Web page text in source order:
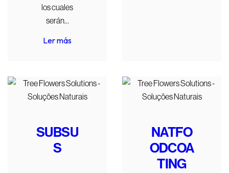
los cuales
serán…
Ler más
SUBSU
S
NATFO
ODCOA
TING